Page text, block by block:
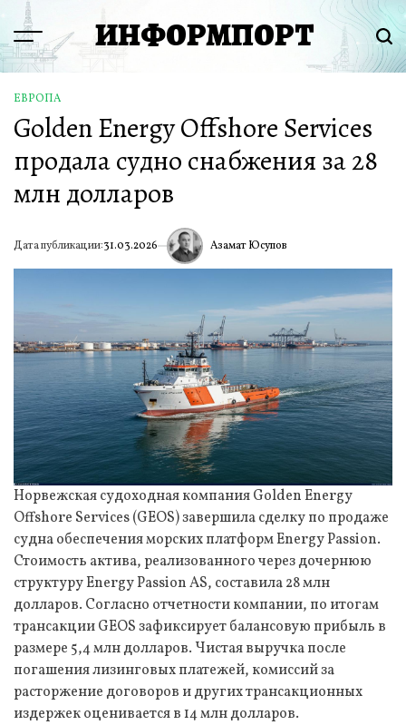
Перейти
содержимому
Menu ИНФОРМПОРТ
ОПУБЛИКОВАНО
В
ЕВРОПА
Golden Energy Offshore Services
продала судно снабжения за 28
млн долларов
Дата публикации:31.03.2026 ИА Азамат Юсупов
Норвежская судоходная компания Golden Energy
Offshore Services (GEOS) завершила сделку по продаже
судна обеспечения морских платформ Energy Passion.
Стоимость актива, реализованного через дочернюю
структуру Energy Passion AS, составила 28 млн
долларов. Согласно отчетности компании, по итогам
трансакции GEOS зафиксирует балансовую прибыль в
размере 5,4 млн долларов. Чистая выручка после
погашения лизинговых платежей, комиссий за
расторжение договоров и других трансакционных
издержек оценивается в 14 млн долларов.